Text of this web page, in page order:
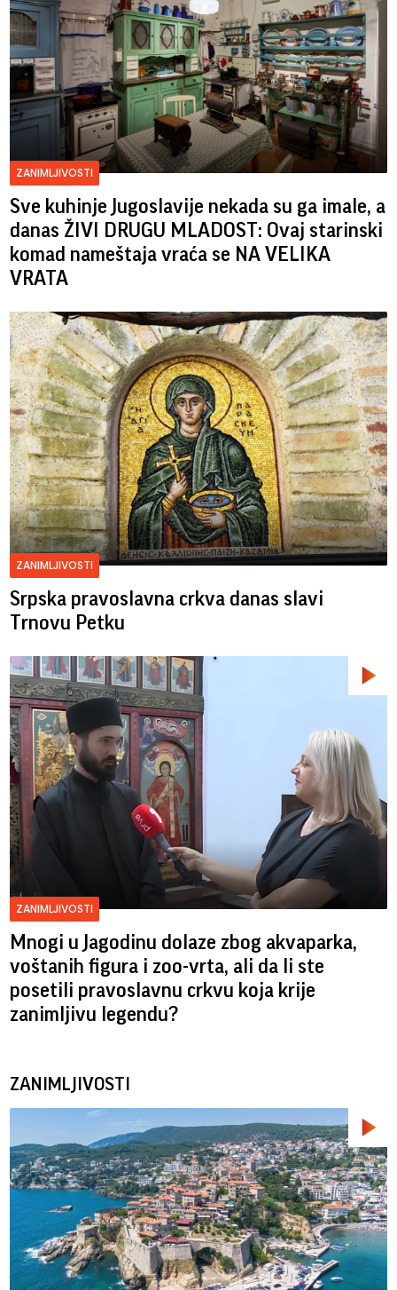
ZANIMLJIVOSTI
Sve kuhinje Jugoslavije nekada su ga imale, a
danas ŽIVI DRUGU MLADOST: Ovaj starinski
komad nameštaja vraća se NA VELIKA
VRATA
ZANIMLJIVOSTI
Srpska pravoslavna crkva danas slavi
Trnovu Petku
ZANIMLJIVOSTI
Mnogi u Jagodinu dolaze zbog akvaparka,
voštanih figura i zoo-vrta, ali da li ste
posetili pravoslavnu crkvu koja krije
zanimljivu legendu?
ZANIMLJIVOSTI